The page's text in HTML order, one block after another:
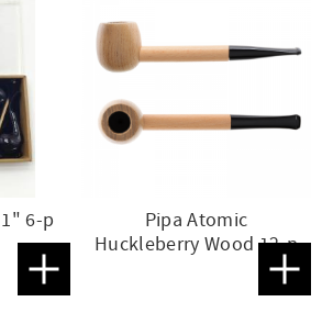
6-p
Lägg till i favoriter
Pipa Atomic
Huckleberry Wood 12-p